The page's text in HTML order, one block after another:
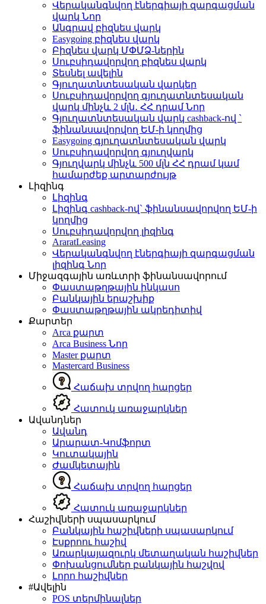
Վերականգնվող էներգիայի զարգացման
վարկ Նոր
Անգրավ բիզնես վարկ
Easygoing բիզնես վարկ
Բիզնես վարկ ՄՓՄՁ-ներին
Սուբսիդավորվող բիզնես վարկ
Տեսնել ավելին
Գյուղատնտեսական վարկեր
Սուբսիդավորվող գյուղատնտեսական
վարկ մինչև 2 մլն․ ՀՀ դրամՆոր
Գյուղատնտեսական վարկ cashback-ով `
ֆինանսավորվող ԵՄ-ի կողմից
Easygoing գյուղատնտեսական վարկ
Սուբսիդավորվող գյուղվարկ
Գյուղվարկ մինչև 500 մլն ՀՀ դրամ կամ
համարժեք արտարժույթ
Լիզինգ
Լիզինգ
Լիզինգ cashback-ով` ֆինանսավորվող ԵՄ-ի
կողմից
Սուբսիդավորվող լիզինգ
AraratLeasing
Վերականգնվող էներգիայի զարգացման
լիզինգ Նոր
Միջազգային առևտրի ֆինանսավորում
Փաստաթղթային ինկասո
Բանկային երաշխիք
Փաստաթղթային ակրեդիտիվ
Քարտեր
Arca քարտ
Arca Business Նոր
Master քարտ
Mastercard Business
Հաճախ տրվող հարցեր
Հատուկ առաջարկներ
Ավանդներ
Ավանդ
Արարատ-Կոմֆորտ
Կուտակային
Ժամկետային
Հաճախ տրվող հարցեր
Հատուկ առաջարկներ
Հաշիվների սպասարկում
Բանկային հաշիվների սպասարկում
Էսքրոու հաշիվ
Առարկայազուրկ մետաղական հաշիվներ
Փոխանցումներ բանկային հաշվով
Լորո հաշիվներ
#Ավելին
POS տերմինալներ